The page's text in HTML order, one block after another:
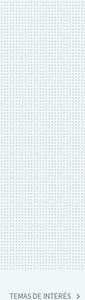
TEMAS DE INTERÉS